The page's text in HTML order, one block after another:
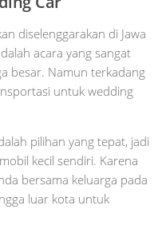
diselenggarakan di Jawa
acara yang sangat
besar. Namun terkadang
untuk wedding
pilihan yang tepat, jadi
kecil sendiri. Karena
bersama keluarga pada
luar kota untuk